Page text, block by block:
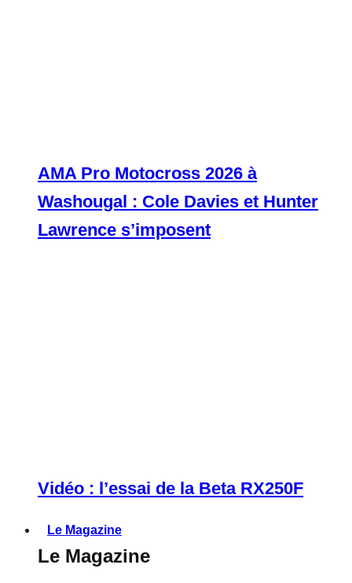
AMA Pro Motocross 2026 à
Washougal : Cole Davies et Hunter
Lawrence s’imposent
Vidéo : l’essai de la Beta RX250F
Le Magazine
Le Magazine